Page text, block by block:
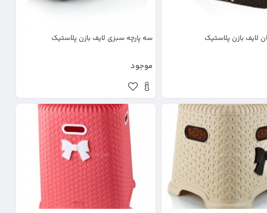
لایف بازن پلاستیک سه پارچه سبزی لایف بازن پلاستیک
موجود